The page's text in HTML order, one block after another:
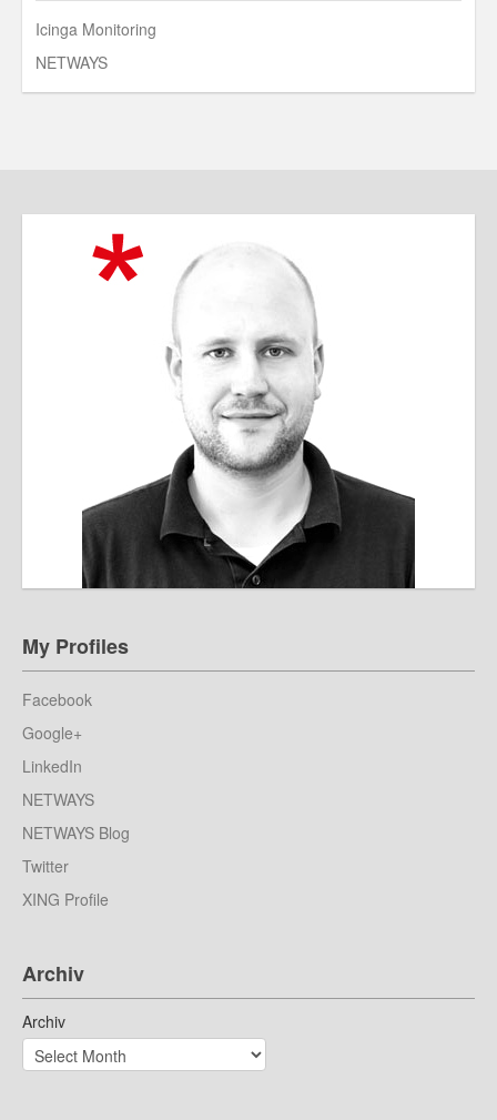
Icinga Monitoring
NETWAYS
My Profiles
Facebook
Google+
LinkedIn
NETWAYS
NETWAYS Blog
Twitter
XING Profile
Archiv
Archiv